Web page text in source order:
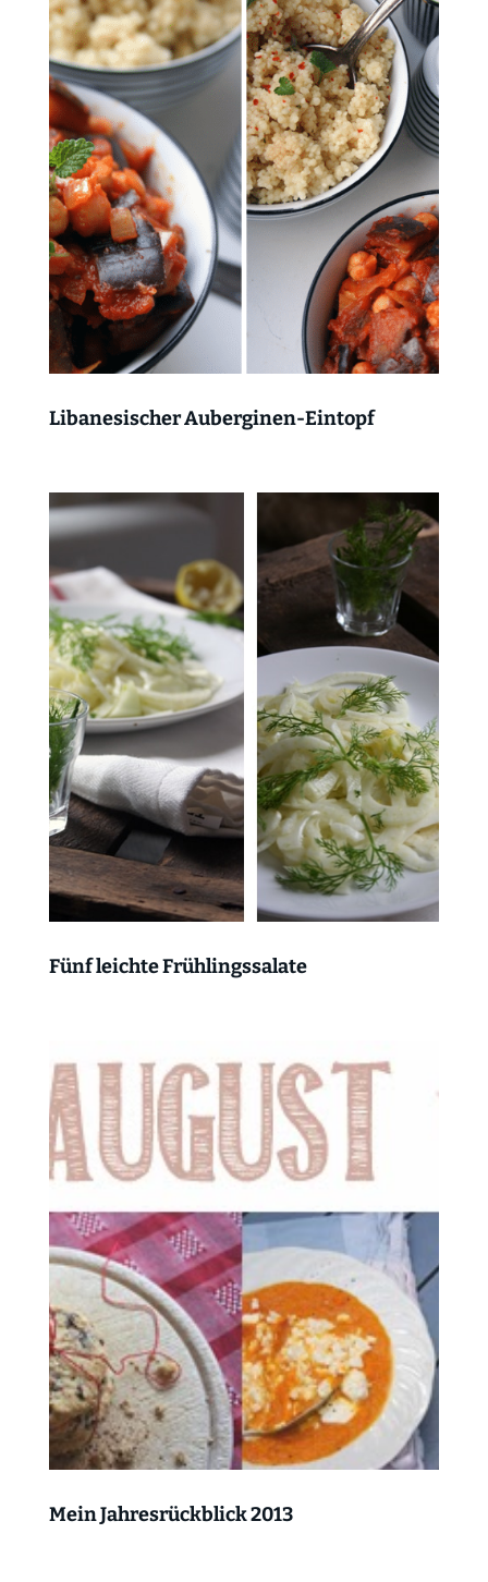
Libanesischer Auberginen-Eintopf
Fünf leichte Frühlingssalate
Mein Jahresrückblick 2013